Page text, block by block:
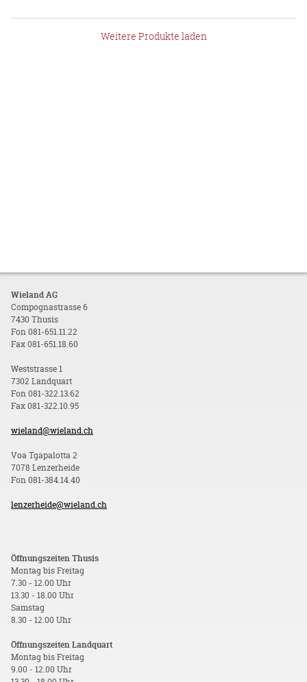
Weitere Produkte laden
Wieland AG
Compognastrasse 6
7430 Thusis
Fon 081-651.11.22
Fax 081-651.18.60
Weststrasse 1
7302 Landquart
Fon 081-322.13.62
Fax 081-322.10.95
wieland@wieland.ch
Voa Tgapalotta 2
7078 Lenzerheide
Fon 081-384.14.40
lenzerheide@wieland.ch
Öffnungszeiten Thusis
Montag bis Freitag
7.30 - 12.00 Uhr
13.30 - 18.00 Uhr
Samstag
8.30 - 12.00 Uhr
Öffnungszeiten Landquart
Montag bis Freitag
9.00 - 12.00 Uhr